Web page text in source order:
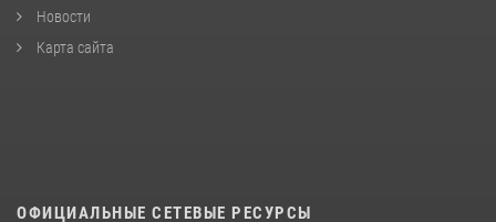
Новости
Карта сайта
ОФИЦИАЛЬНЫЕ СЕТЕВЫЕ РЕСУРСЫ